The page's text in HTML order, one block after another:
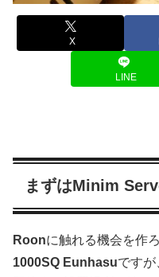
X
LINE
まずはMinim
Roonに触れる機会を作
1000SQ Eunhasuです